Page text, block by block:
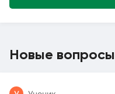
Новые вопросы